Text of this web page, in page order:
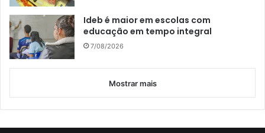
Ideb é maior em escolas com
educação em tempo integral
7/08/2026
Mostrar mais